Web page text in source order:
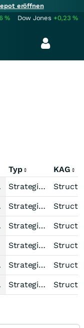
eröffnen
% Dow Jones +0,23%
Typ
KAG
Strategiefonds Misch-Strategie dynamisch Welt
M Strategiefonds Misch-Strategie dynamisch Welt
Strategiefonds Misch-Strategie dynamisch Welt
Strategiefonds Multi-Asset-Strategie Makro defensiv Welt
E Strategiefonds Misch-Strategie dynamisch Welt
S Strategiefonds Misch-Strategie dynamisch Welt